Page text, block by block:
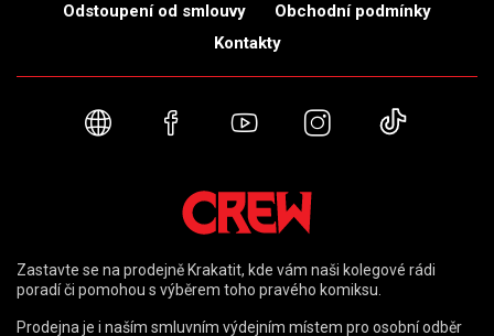
Odstoupení od smlouvy
Obchodní podmínky
Kontakty
Webové stránky
FacebookYouTubeInstagram
Zastavte se na prodejně Krakatit, kde vám naši kolegové rádi
poradí či pomohou s výběrem toho pravého komiksu.
Prodejna je i naším smluvním výdejním místem pro osobní odběr